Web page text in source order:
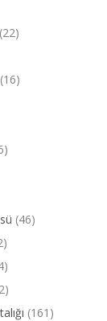
(22)
(16)
(46)
(161)